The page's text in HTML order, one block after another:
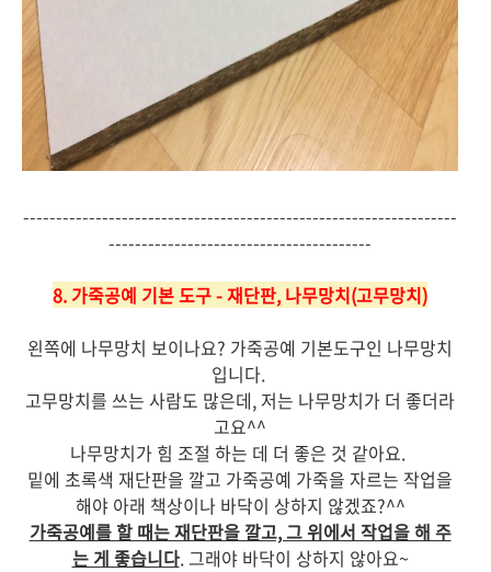
------------------------------------------------------------------
----------------------------------------
8. 가죽공예 기본 도구 - 재단판, 나무망치(고무망치)
왼쪽에 나무망치 보이나요? 가죽공예 기본도구인 나무망치
입니다.
고무망치를 쓰는 사람도 많은데, 저는 나무망치가 더 좋더라
고요^^
나무망치가 힘 조절 하는 데 더 좋은 것 같아요.
밑에 초록색 재단판을 깔고 가죽공예 가죽을 자르는 작업을
해야 아래 책상이나 바닥이 상하지 않겠죠?^^
가죽공예를 할 때는 재단판을 깔고, 그 위에서 작업을 해 주
는 게 좋습니다. 그래야 바닥이 상하지 않아요~